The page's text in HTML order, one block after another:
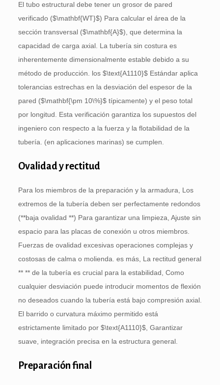
El tubo estructural debe tener un grosor de pared
verificado ($\mathbf{WT}$) Para calcular el área de la
sección transversal ($\mathbf{A}$), que determina la
capacidad de carga axial. La tubería sin costura es
inherentemente dimensionalmente estable debido a su
método de producción. los $\text{A1110}$Estándar aplica
tolerancias estrechas en la desviación del espesor de la
pared ($\mathbf{\pm 10\%}$típicamente) y el peso total
por longitud. Esta verificación garantiza los supuestos del
ingeniero con respecto a la fuerza y ​​la flotabilidad de la
tubería. (en aplicaciones marinas) se cumplen.
Ovalidad y rectitud
Para los miembros de la preparación y la armadura, Los
extremos de la tubería deben ser perfectamente redondos
(**baja ovalidad **) Para garantizar una limpieza, Ajuste sin
espacio para las placas de conexión u otros miembros.
Fuerzas de ovalidad excesivas operaciones complejas y
costosas de calma o molienda. es más, La rectitud general
** ** de la tubería es crucial para la estabilidad, Como
cualquier desviación puede introducir momentos de flexión
no deseados cuando la tubería está bajo compresión axial.
El barrido o curvatura máximo permitido está
estrictamente limitado por $\text{A1110}$, Garantizar
suave, integración precisa en la estructura general.
Preparación final